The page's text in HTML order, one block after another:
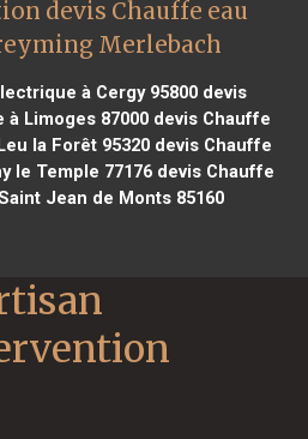
devis Chauffe eau
Merlebach
à Cergy 95800 devis
Limoges 87000devis Chauffe
la Forêt 95320 devis Chauffe
le Temple 77176 devis Chauffe
Jean de Monts 85160